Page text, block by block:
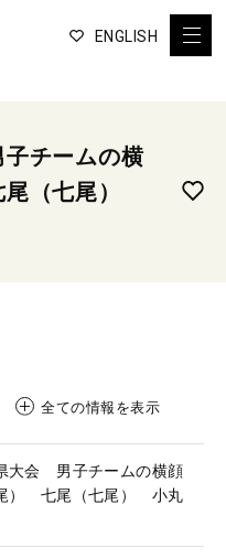
ENGLISH
チームの横
（七尾）
全ての情報を表示
大会 男子チームの横顔
） 七尾（七尾） 小丸